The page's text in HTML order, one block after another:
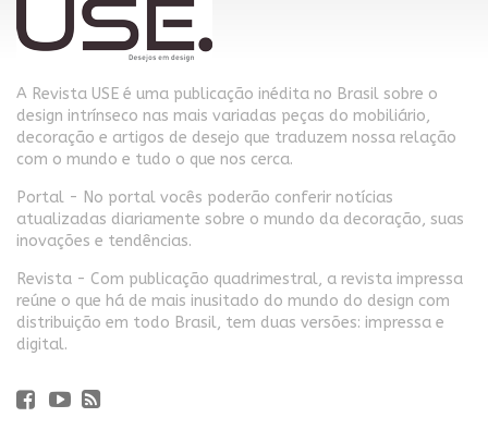
A Revista USE é uma publicação inédita no Brasil sobre o
design intrínseco nas mais variadas peças do mobiliário,
decoração e artigos de desejo que traduzem nossa relação
com o mundo e tudo o que nos cerca.
Portal - No portal vocês poderão conferir notícias
atualizadas diariamente sobre o mundo da decoração, suas
inovações e tendências.
Revista - Com publicação quadrimestral, a revista impressa
reúne o que há de mais inusitado do mundo do design com
distribuição em todo Brasil, tem duas versões: impressa e
digital.